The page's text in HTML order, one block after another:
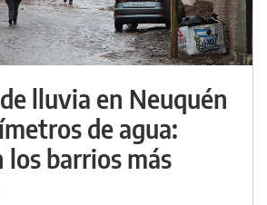
lluvia en Neuquén
de agua:
los barrios más